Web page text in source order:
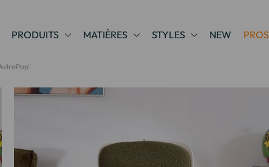
PRODUITS MATIÈRES STYLES NEW PROS